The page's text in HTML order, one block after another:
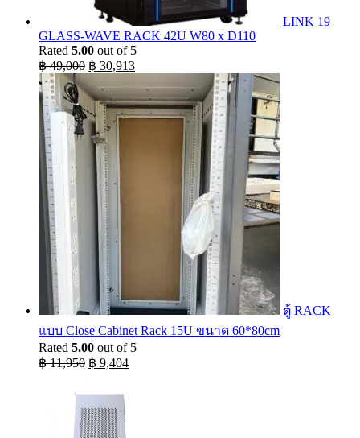
LINK 19
GLASS-WAVE RACK 42U W80 x D110
Rated 5.00 out of 5
฿49,000 Original
was:
฿ 49,000.
฿ 30,913Current
is:
฿ 30,913.
ตู้ RACK
แบบ Close Cabinet Rack 15U ขนาด 60*80cm
Rated 5.00 out of 5
฿11,950 Original
฿ 11,950.
฿ 9,404Current